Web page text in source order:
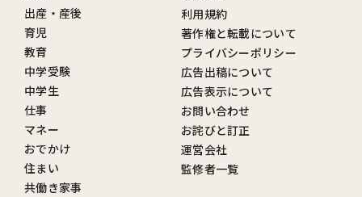
出産・産後
育児
教育
中学受験
中学生
仕事
マネー
おでかけ
住まい
共働き家事
利用規約
著作権と転載について
プライバシーポリシー
広告出稿について
広告表示について
お問い合わせ
お詫びと訂正
運営会社
監修者一覧